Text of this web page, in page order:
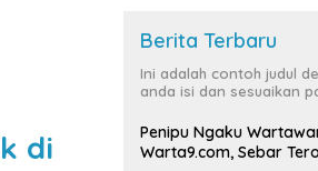
di
Berita Terbaru
Ini adalah contoh judul
anda isi dan sesuaikan
Penipu Ngaku
Warta9.com, Sebar